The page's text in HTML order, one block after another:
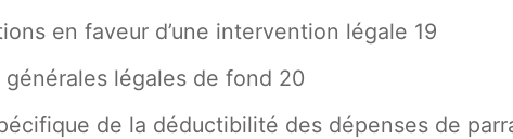
en faveur d’une intervention légale 19
légales de fond 20
de la déductibilité des dépenses de